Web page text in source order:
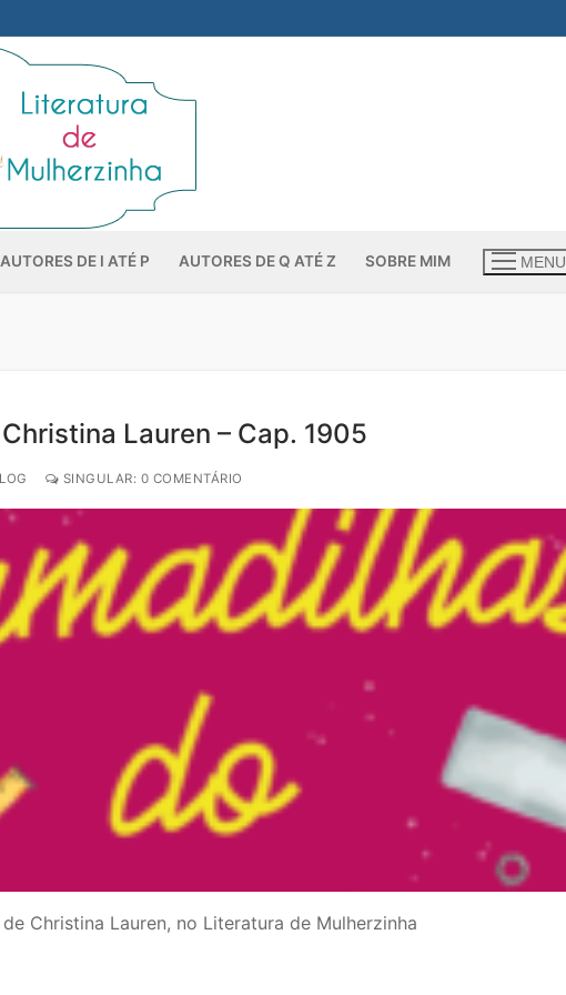
AUTORES DE I ATÉ P AUTORES DE Q ATÉ Z SOBRE MIM MENU
Lauren – Cap. 1905
SINGULAR: 0 COMENTÁRIO
Christina Lauren, no Literatura de Mulherzinha